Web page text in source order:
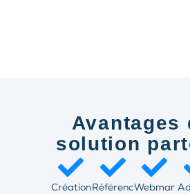
Avantages
solution
CréationRéférencWebmar